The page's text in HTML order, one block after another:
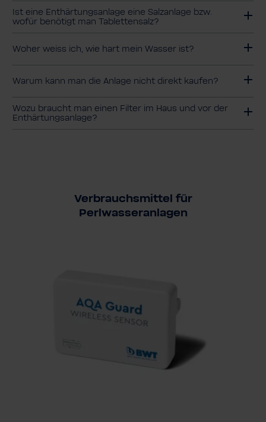
Ist eine Enthärtungsanlage eine Salzanlage bzw.
wofür benötigt man Tablettensalz?
Woher weiss ich, wie hart mein Wasser ist?
Warum kann man die Anlage nicht direkt kaufen?
Wozu braucht man einen Filter im Haus und vor der
Enthärtungsanlage?
Verbrauchsmittel für
Perlwasseranlagen